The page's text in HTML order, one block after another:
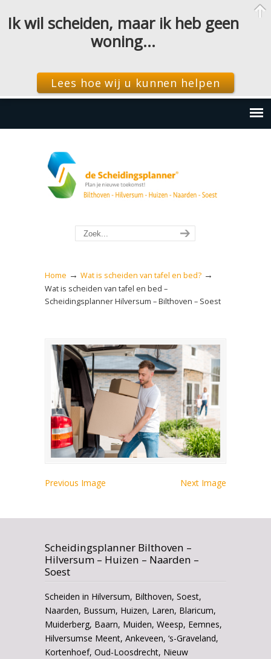
Home → Wat is scheiden van tafel en bed? →
Wat is scheiden van tafel en bed –
Scheidingsplanner Hilversum – Bilthoven – Soest
Previous Image Next Image
Scheidingsplanner Bilthoven –
Hilversum – Huizen – Naarden –
Soest
Scheiden in Hilversum, Bilthoven, Soest,
Naarden, Bussum, Huizen, Laren, Blaricum,
Muiderberg, Baarn, Muiden, Weesp, Eemnes,
Hilversumse Meent, Ankeveen, ‘s-Graveland,
Kortenhoef, Oud-Loosdrecht, Nieuw
Ik wil scheiden, maar ik heb geen
woning…
Lees hoe wij u kunnen helpen